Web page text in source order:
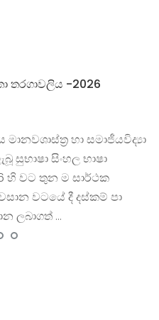
තරගාවලිය -2026
හා සමාජීයවිද්‍යා
සුභාෂා සිංහල භාෂා
හි වට තුන ම සාර්ථක
වටයේ දී දස්කම් පා
ලබාගත් …